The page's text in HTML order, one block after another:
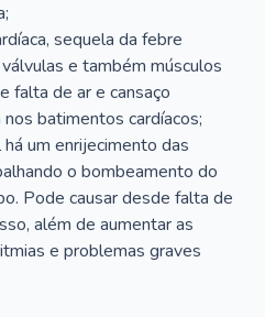
sequela da febre
e também músculos
falta de ar e cansaço
batimentos cardíacos;
um enrijecimento das
o bombeamento do
Pode causar desde falta de
além de aumentar as
e problemas graves